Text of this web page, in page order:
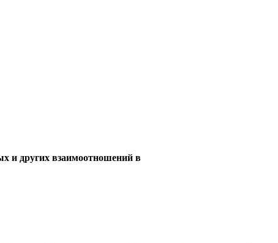
и других взаимоотношений в